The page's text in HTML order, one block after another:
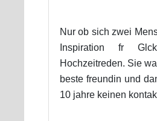
Nur ob sich zwei
Inspiration fr
Hochzeitreden. Sie
beste freundin und
10 jahre keinen